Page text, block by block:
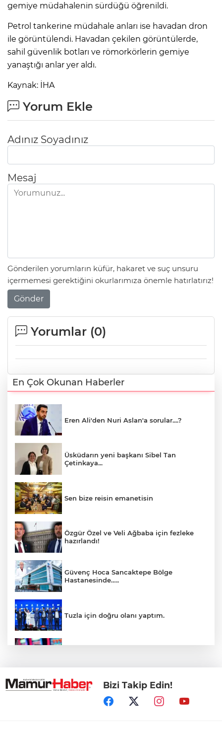
gemiye müdahalenin sürdüğü öğrenildi.
Petrol tankerine müdahale anları ise havadan dron
ile görüntülendi. Havadan çekilen görüntülerde,
sahil güvenlik botları ve römorkörlerin gemiye
yanaştığı anlar yer aldı.
Kaynak: İHA
Yorum Ekle
Adınız Soyadınız
Mesaj
Gönderilen yorumların küfür, hakaret ve suç unsuru
içermemesi gerektiğini okurlarımıza önemle hatırlatırız!
Gönder
Yorumlar (0)
En Çok Okunan Haberler
Eren Ali'den Nuri Aslan'a sorular....?
Üsküdarın yeni başkanı Sibel Tan
Çetinkaya...
Sen bize reisin emanetisin
Özgür Özel ve Veli Ağbaba için fezleke
hazırlandı!
Güvenç Hoca Sancaktepe Bölge
Hastanesinde…..
Tuzla için doğru olanı yaptım.
Kerkük, Türk Dünyası'na katıldı
Bizi Takip Edin!